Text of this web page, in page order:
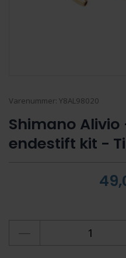
Varenummer: Y8AL98020
Shimano Alivio
endestift kit -